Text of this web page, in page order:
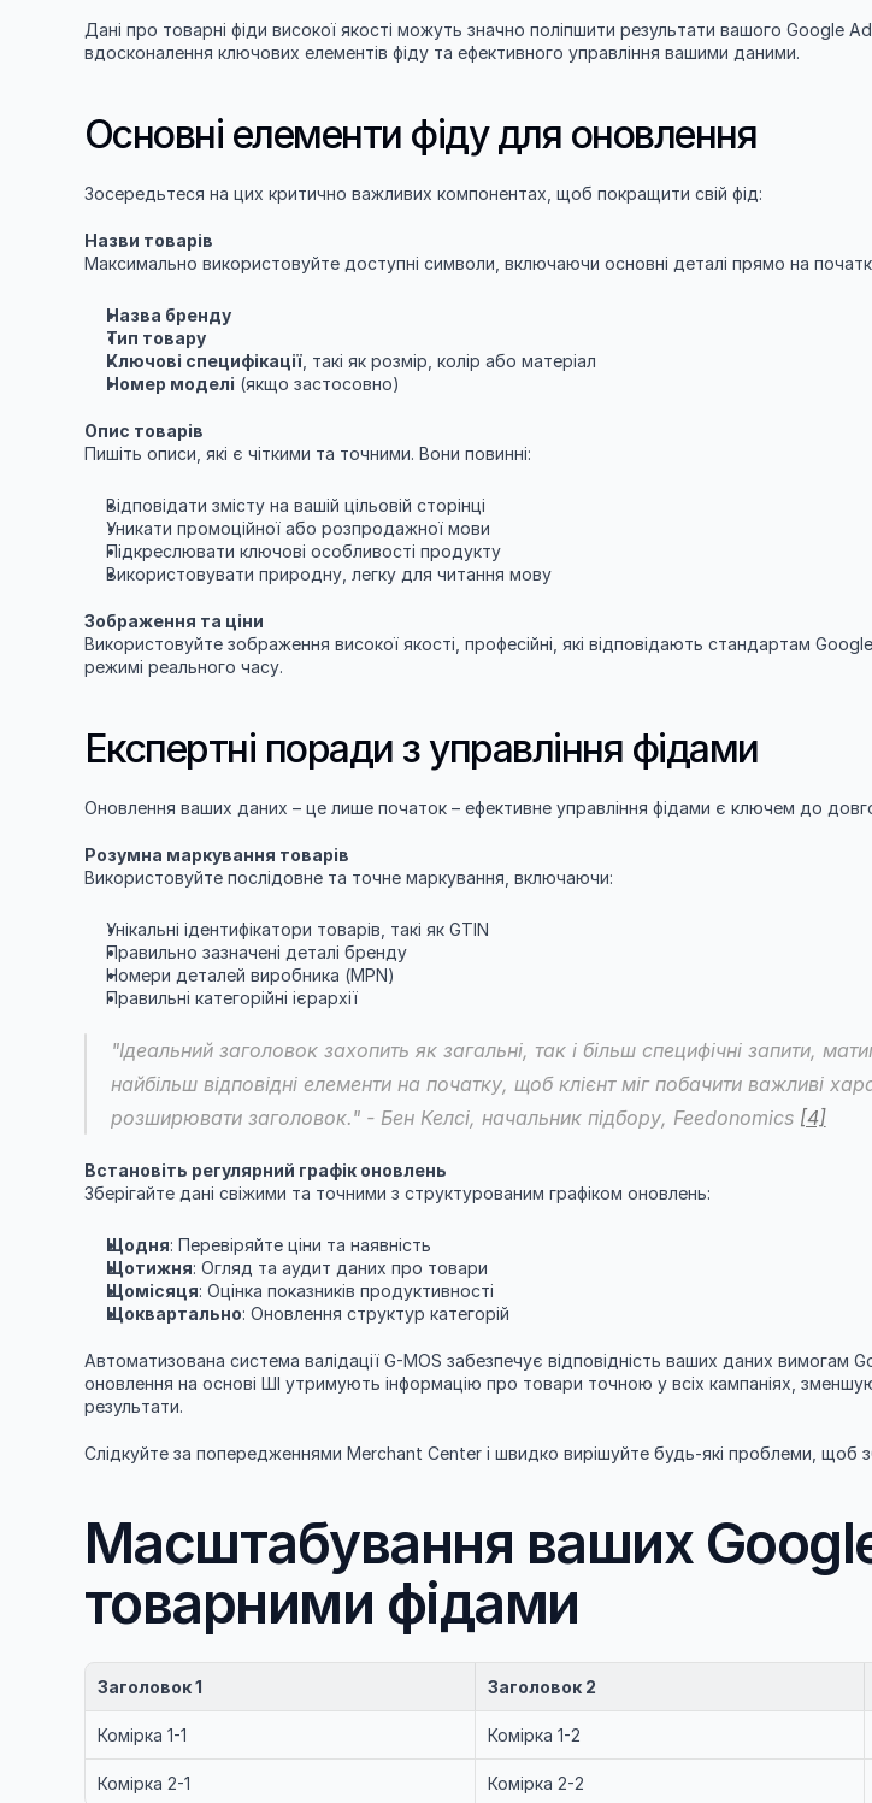
Дані про товарні фіди високої якості можуть значно поліпшити результати вашого Google
вдосконалення ключових елементів фіду та ефективного управління вашими даними.
Основні елементи фіду для оновлення
Зосередьтеся на цих критично важливих компонентах, щоб покращити свій фід:
Назви товарів
Максимально використовуйте доступні символи, включаючи основні деталі прямо на
Назва бренду
Тип товару
Ключові специфікації, такі як розмір, колір або матеріал
Номер моделі (якщо застосовно)
Опис товарів
Пишіть описи, які є чіткими та точними. Вони повинні:
Відповідати змісту на вашій цільовій сторінці
Уникати промоційної або розпродажної мови
Підкреслювати ключові особливості продукту
Використовувати природну, легку для читання мову
Зображення та ціни
Використовуйте зображення високої якості, професійні, які відповідають стандартам
режимі реального часу.
Експертні поради з управління фідами
Оновлення ваших даних – це лише початок – ефективне управління фідами є ключем до
Розумна маркування товарів
Використовуйте послідовне та точне маркування, включаючи:
Унікальні ідентифікатори товарів, такі як GTIN
Правильно зазначені деталі бренду
Номери деталей виробника (MPN)
Правильні категорійні ієрархії
"Ідеальний заголовок захопить як загальні, так і більш специфічні запити,
найбільш відповідні елементи на початку, щоб клієнт міг побачити важливі
розширювати заголовок." - Бен Келсі, начальник підбору, Feedonomics [4]
Встановіть регулярний графік оновлень
Зберігайте дані свіжими та точними з структурованим графіком оновлень:
Щодня: Перевіряйте ціни та наявність
Щотижня: Огляд та аудит даних про товари
Щомісяця: Оцінка показників продуктивності
Щоквартально: Оновлення структур категорій
Автоматизована система валідації G-MOS забезпечує відповідність ваших даних вимогам
оновлення на основі ШІ утримують інформацію про товари точною у всіх кампаніях,
результати.
Слідкуйте за попередженнями Merchant Center і швидко вирішуйте будь-які проблеми, щоб
Масштабування ваших
товарними фідами
Заголовок 1 Заголовок 2
Комірка 1-1 Комірка 1-2
Комірка 2-1 Комірка 2-2